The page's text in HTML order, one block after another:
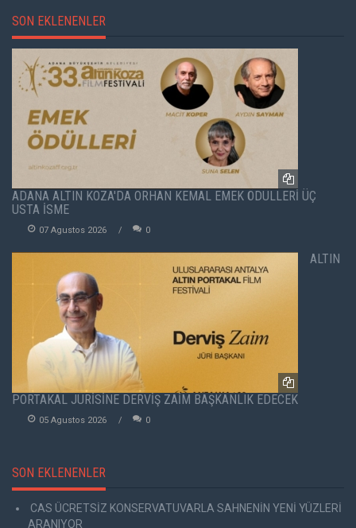
SON EKLENENLER
ADANA ALTIN KOZA'DA ORHAN KEMAL EMEK ÖDÜLLERİ ÜÇ
USTA İSME
07 Agustos 2026 0
ALTIN
PORTAKAL JÜRİSİNE DERVİŞ ZAİM BAŞKANLIK EDECEK
05 Agustos 2026 0
SON EKLENENLER
CAS ÜCRETSİZ KONSERVATUVARLA SAHNENİN YENİ YÜZLERİ
ARANIYOR